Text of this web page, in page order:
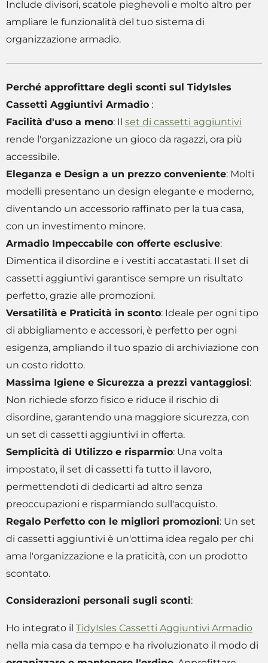
Include divisori, scatole pieghevoli e molto altro per
ampliare le funzionalità del tuo sistema di
organizzazione armadio.
Perché approfittare degli sconti sul TidyIsles
Cassetti Aggiuntivi Armadio :
Facilità d'uso a meno: Il set di cassetti aggiuntivi
rende l'organizzazione un gioco da ragazzi, ora più
accessibile.
Eleganza e Design a un prezzo conveniente: Molti
modelli presentano un design elegante e moderno,
diventando un accessorio raffinato per la tua casa,
con un investimento minore.
Armadio Impeccabile con offerte esclusive:
Dimentica il disordine e i vestiti accatastati. Il set di
cassetti aggiuntivi garantisce sempre un risultato
perfetto, grazie alle promozioni.
Versatilità e Praticità in sconto: Ideale per ogni tipo
di abbigliamento e accessori, è perfetto per ogni
esigenza, ampliando il tuo spazio di archiviazione con
un costo ridotto.
Massima Igiene e Sicurezza a prezzi vantaggiosi:
Non richiede sforzo fisico e riduce il rischio di
disordine, garantendo una maggiore sicurezza, con
un set di cassetti aggiuntivi in offerta.
Semplicità di Utilizzo e risparmio: Una volta
impostato, il set di cassetti fa tutto il lavoro,
permettendoti di dedicarti ad altro senza
preoccupazioni e risparmiando sull'acquisto.
Regalo Perfetto con le migliori promozioni: Un set
di cassetti aggiuntivi è un'ottima idea regalo per chi
ama l'organizzazione e la praticità, con un prodotto
scontato.
Considerazioni personali sugli sconti:
Ho integrato il TidyIsles Cassetti Aggiuntivi Armadio
nella mia casa da tempo e ha rivoluzionato il modo di